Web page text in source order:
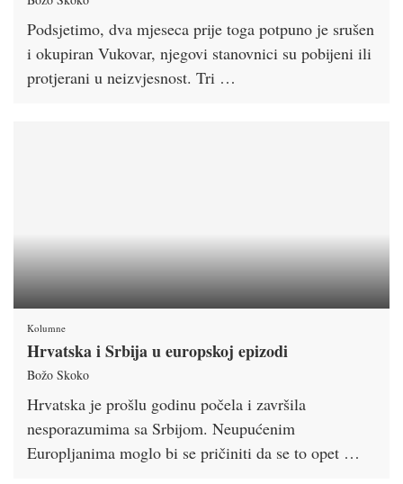
Podsjetimo, dva mjeseca prije toga potpuno je srušen
i okupiran Vukovar, njegovi stanovnici su pobijeni ili
protjerani u neizvjesnost. Tri …
Kolumne
Hrvatska i Srbija u europskoj epizodi
Božo Skoko
Hrvatska je prošlu godinu počela i završila
nesporazumima sa Srbijom. Neupućenim
Europljanima moglo bi se pričiniti da se to opet …